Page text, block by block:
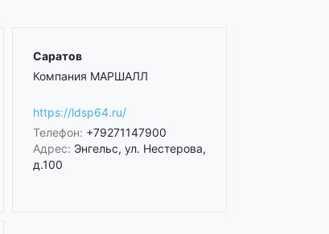
Саратов
Компания МАРШАЛЛ
https://ldsp64.ru/
Телефон: +79271147900
Адрес: Энгельс, ул. Нестерова,
д.100